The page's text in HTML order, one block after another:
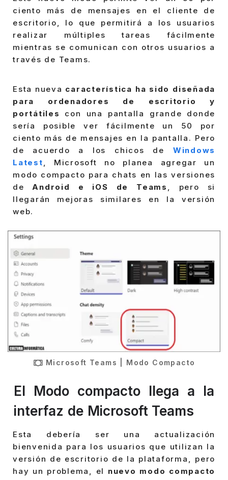
ciento más de mensajes en el cliente de
escritorio, lo que permitirá a los usuarios
realizar múltiples tareas fácilmente
mientras se comunican con otros usuarios a
través de Teams.
Esta nueva característica ha sido diseñada
para ordenadores de escritorio y
portátiles
con una pantalla grande donde
sería posible ver fácilmente un 50 por
ciento más de mensajes en la pantalla. Pero
de acuerdo a los chicos de Windows
Latest, Microsoft no planea agregar un
modo compacto para chats en las versiones
deAndroid e iOS de Teams , pero si
llegarán mejoras similares en la versión
web.
Microsoft Teams | Modo Compacto
El Modo compacto llega a la
interfaz de Microsoft Teams
Esta debería ser una actualización
bienvenida para los usuarios que utilizan la
versión de escritorio de la plataforma, pero
hay un problema, el nuevo modo compacto